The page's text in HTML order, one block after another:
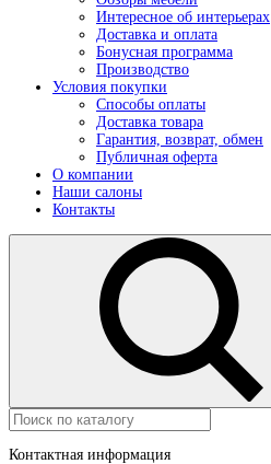
Интересное об интерьерах
Доставка и оплата
Бонусная программа
Производство
Условия покупки
Способы оплаты
Доставка товара
Гарантия, возврат, обмен
Публичная оферта
О компании
Наши салоны
Контакты
Контактная информация